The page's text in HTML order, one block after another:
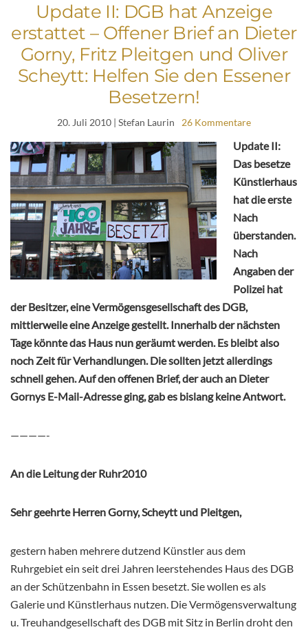
Update II: DGB hat Anzeige
erstattet – Offener Brief an Dieter
Gorny, Fritz Pleitgen und Oliver
Scheytt: Helfen Sie den Essener
Besetzern!
20. Juli 2010 | Stefan Laurin 26 Kommentare
Update II:
Das besetze
Künstlerhaus
hat die erste
Nach
überstanden.
Nach
Angaben der
Polizei hat
der Besitzer, eine Vermögensgesellschaft des DGB,
mittlerweile eine Anzeige gestellt. Innerhalb der nächsten
Tage könnte das Haus nun geräumt werden. Es bleibt also
noch Zeit für Verhandlungen. Die sollten jetzt allerdings
schnell gehen. Auf den offenen Brief, der auch an Dieter
Gornys E-Mail-Adresse ging, gab es bislang keine Antwort.
————-
An die Leitung der Ruhr2010
Sehr geehrte Herren Gorny, Scheytt und Pleitgen,
gestern haben mehrere dutzend Künstler aus dem
Ruhrgebiet ein seit drei Jahren leerstehendes Haus des DGB
an der Schützenbahn in Essen besetzt. Sie wollen es als
Galerie und Künstlerhaus nutzen. Die Vermögensverwaltung
u. Treuhandgesellschaft des DGB mit Sitz in Berlin droht den